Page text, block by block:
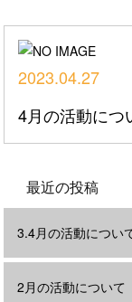
2023.04.27
4月の活動につ
最近の投稿
3.4月の活動につい
2月の活動について